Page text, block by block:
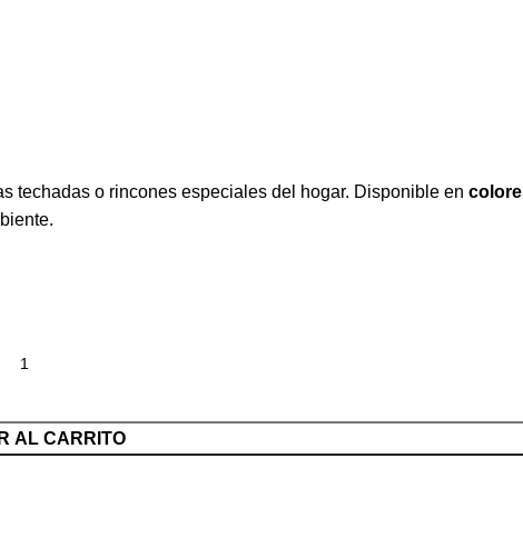
techadas o rincones especiales del hogar. Disponible en
AL CARRITO